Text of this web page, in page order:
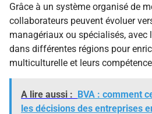
Grâce à un système organisé de
collaborateurs peuvent évoluer
managériaux ou spécialisés,
dans différentes régions pour
multiculturelle et leurs
A lire aussi :
BVA : comment
les décisions des entreprises